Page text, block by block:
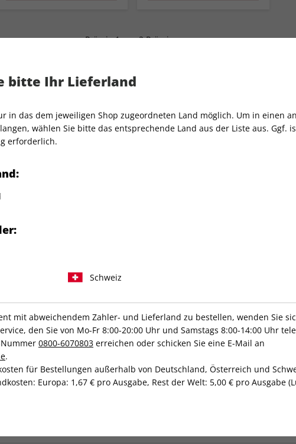
Prämie 1 von 2 Prämien
GQ x BTS Jahresabo
Gratis Versand
– für nur
dazu
& Zeitgeist
Ein Monat,
bitte Ihr Lieferland
in das dem jeweiligen Shop zugeordneten Land möglich. Um in einen
wählen Sie bitte das entsprechende Land aus der Liste aus. Ggf.
erforderlich.
Schweiz
mit abweichendem Zahler- und Lieferland zu bestellen, wenden Sie
den Sie von Mo-Fr 8:00-20:00 Uhr und Samstags 8:00-14:00 Uhr
0800-6070803 erreichen oder schicken Sie eine E-Mail an
.
für Bestellungen außerhalb von Deutschland, Österreich und
Europa: 1,67 € pro Ausgabe, Rest der Welt: 5,00 € pro Ausgabe